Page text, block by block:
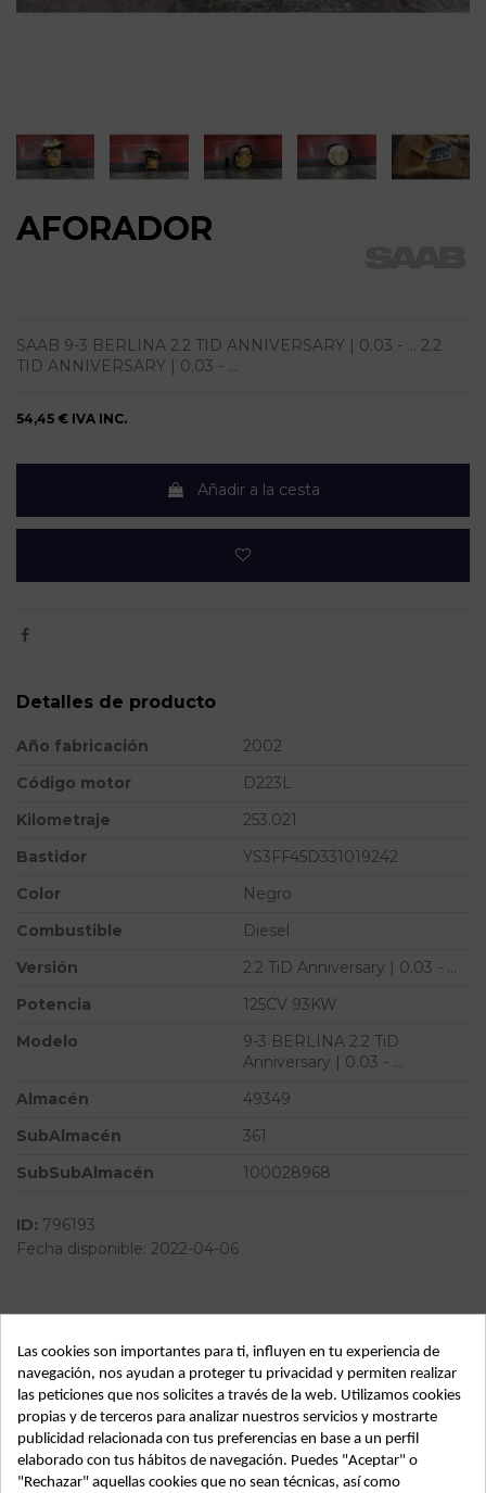
AFORADOR
SAAB 9-3 BERLINA 2.2 TID ANNIVERSARY | 0.03 - ... 2.2
TID ANNIVERSARY | 0.03 - ...
54,45 € IVA INC.
Añadir a la cesta
Detalles de producto
Año fabricación
2002
Código motor
D223L
Kilometraje
253.021
Bastidor
YS3FF45D331019242
Color
Negro
Combustible
Diesel
Versión
2.2 TiD Anniversary | 0.03 - ...
Potencia
125CV 93KW
Modelo
9-3 BERLINA 2.2 TiD
Anniversary | 0.03 - ...
Almacén
49349
SubAlmacén
361
SubSubAlmacén
100028968
ID: 796193
Fecha disponible: 2022-04-06
Recambio de aforador para saab 9-3 berlina 2.2 tid
anniversary | 0.03 - ... 2.2 tid anniversary | 0.03 - ... referencia
OEM IAM
Las cookies son importantes para ti, influyen en tu experiencia de
navegación, nos ayudan a proteger tu privacidad y permiten realizar
las peticiones que nos solicites a través de la web. Utilizamos cookies
propias y de terceros para analizar nuestros servicios y mostrarte
publicidad relacionada con tus preferencias en base a un perfil
elaborado con tus hábitos de navegación. Puedes "Aceptar" o
"Rechazar" aquellas cookies que no sean técnicas, así como